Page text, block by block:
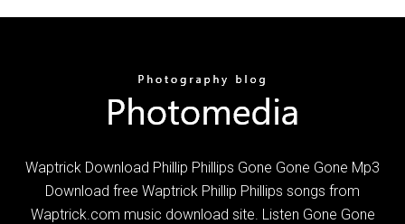
Waptrick Download Phillip Phillips Gone Gone Gone Mp3
Download free Waptrick Phillip Phillips songs from
Waptrick.com music download site. Listen Gone Gone